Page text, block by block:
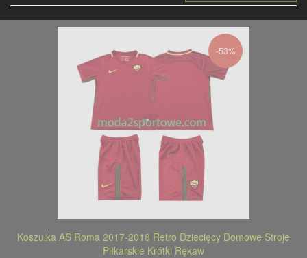
-53%
Koszulka AS Roma 2017-2018 Retro Dziecięcy Domowe Stroje
Piłkarskie Krótki Rękaw